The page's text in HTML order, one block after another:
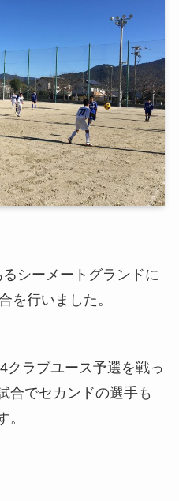
シーメートグランドに
を行いました。
クラブユース予選を戦っ
合でセカンドの選手も
。